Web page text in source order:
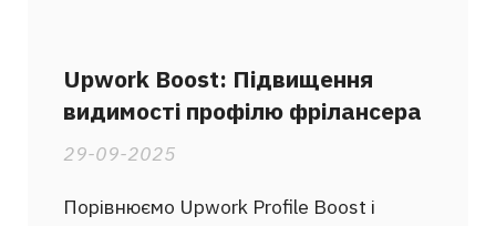
Upwork Boost: Підвищення
видимості профілю фрілансера
29-09-2025
Порівнюємо Upwork Profile Boost і